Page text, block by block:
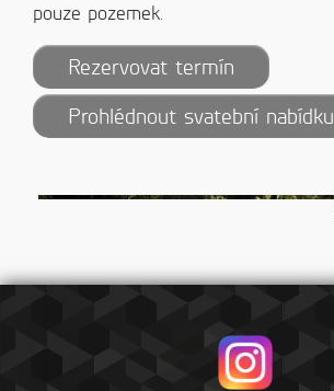
pouze pozemek.
Rezervovat termín
Prohlédnout svatební nabídku